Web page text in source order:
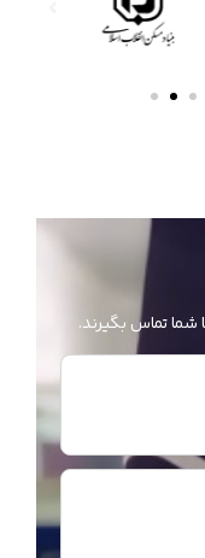
تماس بگیرند.